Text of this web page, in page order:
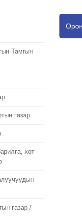
Тамгын
газар
хот
газар /